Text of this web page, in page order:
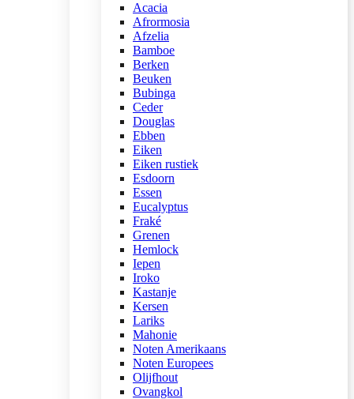
Acacia
Afrormosia
Afzelia
Bamboe
Berken
Beuken
Bubinga
Ceder
Douglas
Ebben
Eiken
Eiken rustiek
Esdoorn
Essen
Eucalyptus
Fraké
Grenen
Hemlock
Iepen
Iroko
Kastanje
Kersen
Lariks
Mahonie
Noten Amerikaans
Noten Europees
Olijfhout
Ovangkol